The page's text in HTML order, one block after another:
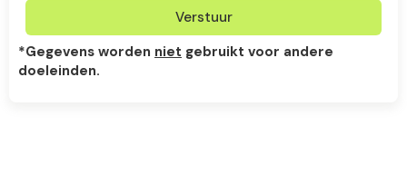
Verstuur
*Gegevens worden niet gebruikt voor andere
doeleinden.